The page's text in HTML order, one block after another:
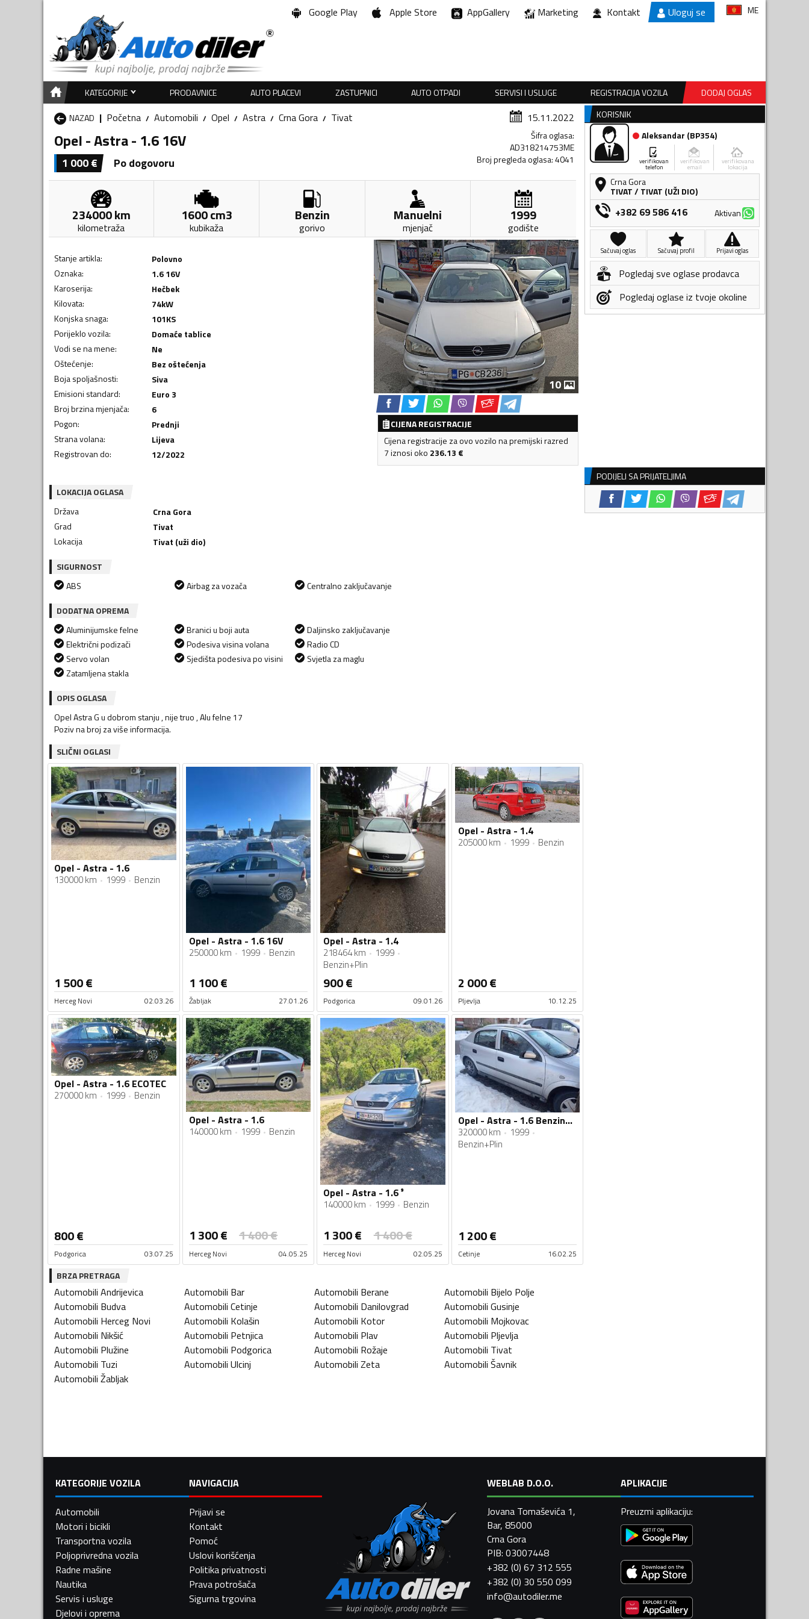
Google Play Apple Store AppGallery Marketing Kontakt Uloguj se ME
KATEGORIJE PRODAVNICE AUTO PLACEVI ZASTUPNICI AUTO OTPADI SERVISI I USLUGE REGISTRACIJA VOZILA
DODAJ OGLAS
NAZAD
Početna Automobili Opel Astra Crna Gora Tivat 15.11.2022
Opel - Astra - 1.6 16V
1 000€ Po dogovoru
Šifra oglasa:
AD318214753ME
Broj pregleda oglasa:4041
234000km
kilometraža
1600cm3
kubikaža
Benzin
gorivo
Manuelni
mjenjač
1999
godište
Stanje artikla:
Polovno
Oznaka:
1.6 16V
Karoserija:
Hečbek
Kilovata: 74kW
Konjska snaga: 101KS
Porijeklo vozila:
Domaće tablice
Vodi se na mene:
Ne
Oštećenje:
Bez oštećenja
Boja spoljašnosti:
Siva
Emisioni standard:
Euro 3
Broj brzina mjenjača:
6
Pogon:
Prednji
Strana volana:
Lijeva
Registrovan do: 12/2022
10
CIJENA REGISTRACIJE
Cijena registracije za ovo vozilo na premijski razred
7 iznosi oko 236.13 €
LOKACIJA OGLASA
Država
Crna Gora
Grad
Tivat
Lokacija
Tivat (uži dio)
SIGURNOST
ABS
Airbag za vozača
Centralno zaključavanje
DODATNA OPREMA
Aluminijumske felne
Električni podizači
Servo volan
Zatamljena stakla
Branici u boji auta
Podesiva visina volana
Sjedišta podesiva po visini
Daljinsko zaključavanje
Radio CD
Svjetla za maglu
OPIS OGLASA
Opel Astra G u dobrom stanju , nije truo , Alu felne 17
Poziv na broj za više informacija.
SLIČNI OGLASI
Opel - Astra - 1.6
130000 km 1999 Benzin
1 500€
Herceg Novi 02.03.26
Opel - Astra - 1.6 16V
250000 km 1999 Benzin
1 100€
Žabljak 27.01.26
Opel - Astra - 1.4
218464 km
1999
Benzin+Plin
900€
Podgorica 09.01.26
Opel - Astra - 1.4
205000 km 1999 Benzin
2 000€
Pljevlja 10.12.25
Opel - Astra - 1.6 ECOTEC
270000 km 1999 Benzin
800€
Podgorica 03.07.25
Opel - Astra - 1.6
140000 km 1999 Benzin
1 300€ 1 400€
Herceg Novi 04.05.25
Opel - Astra - 1.6 ⁹
140000 km 1999 Benzin
1 300€ 1 400€
Herceg Novi 02.05.25
Opel - Astra - 1.6 Benzin+plin
320000 km
1999
Benzin+Plin
1 200€
Cetinje 16.02.25
BRZA PRETRAGA
Automobili Andrijevica Automobili Bar Automobili Berane Automobili Bijelo Polje
Automobili Budva Automobili Cetinje Automobili Danilovgrad Automobili Gusinje
Automobili Herceg Novi Automobili Kolašin Automobili Kotor Automobili Mojkovac
Automobili Nikšić Automobili Petnjica Automobili Plav Automobili Pljevlja
Automobili Plužine Automobili Podgorica Automobili Rožaje Automobili Tivat
Automobili Tuzi Automobili Ulcinj Automobili Zeta Automobili Šavnik
Automobili Žabljak
KORISNIK
Aleksandar (BP354)
verifikovan
telefon
verifikovan
email
verifikovana
lokacija
Crna Gora
TIVAT/ TIVAT (UŽI DIO)
+382 69 586 416 Aktivan
Sačuvaj oglas Sačuvaj profil Prijavi oglas
Pogledaj sve oglase prodavca
Pogledaj oglase iz tvoje okoline
PODIJELI SA PRIJATELJIMA
KATEGORIJE VOZILA
Automobili
Motori i bicikli
Transportna vozila
Poljoprivredna vozila
Radne mašine
Nautika
Servis i usluge
Djelovi i oprema
NAVIGACIJA
Prijavi se
Kontakt
Pomoć
Uslovi korišćenja
Politika privatnosti
Prava potrošača
Sigurna trgovina
WEBLAB D.O.O.
Jovana Tomaševića 1,
Bar, 85000
Crna Gora
PIB: 03007448
+382 (0) 67 312 555
+382 (0) 30 550 099
info@autodiler.me
APLIKACIJE
Preuzmi aplikaciju: